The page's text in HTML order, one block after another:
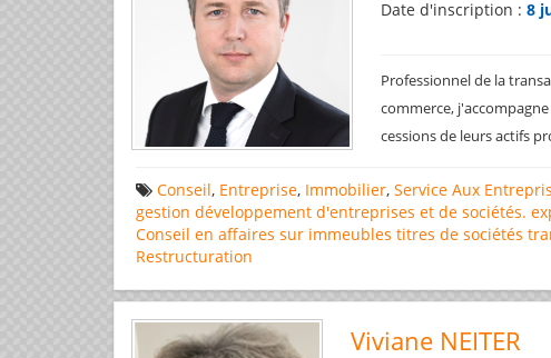
Date d'inscription : 8
Professionnel de la
commerce,
cessions de leurs actifs
Conseil, Entreprise, Immobilier, Service Aux
gestion développement d'entreprises et de sociétés.
Conseil en affaires sur immeubles titres de sociétés
Restructuration
Viviane NEITER